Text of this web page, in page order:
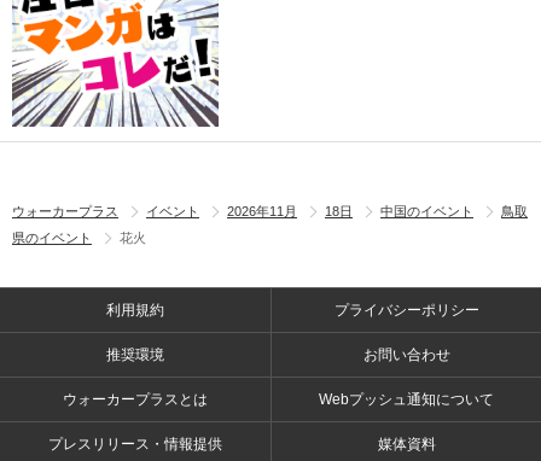
ウォーカープラス イベント 2026年11月 18日 中国のイベント
鳥取
県のイベント
花火
利用規約 プライバシーポリシー
推奨環境 お問い合わせ
ウォーカープラスとは Webプッシュ通知について
プレスリリース・情報提供 媒体資料